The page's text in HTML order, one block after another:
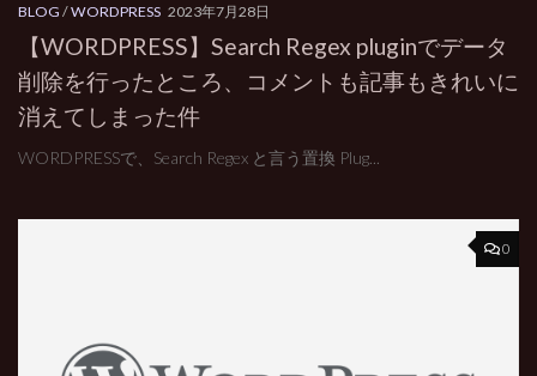
BLOG /WORDPRESS 2023年7月28日
【WORDPRESS】Search Regex pluginでデータ
削除を行ったところ、コメントも記事もきれいに
消えてしまった件
WORDPRESSで、Search Regex と言う置換 Plug...
0